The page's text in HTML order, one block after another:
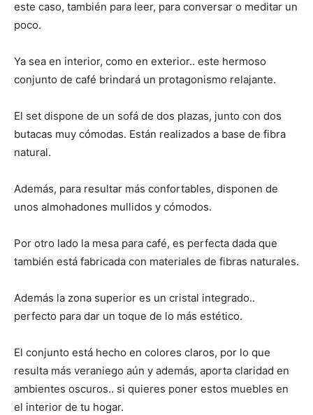
este caso, también para leer, para conversar o meditar un
poco.
Ya sea en interior, como en exterior.. este hermoso
conjunto de café brindará un protagonismo relajante.
El set dispone de un sofá de dos plazas, junto con dos
butacas muy cómodas. Están realizados a base de fibra
natural.
Además, para resultar más confortables, disponen de
unos almohadones mullidos y cómodos.
Por otro lado la mesa para café, es perfecta dada que
también está fabricada con materiales de fibras naturales.
Además la zona superior es un cristal integrado..
perfecto para dar un toque de lo más estético.
El conjunto está hecho en colores claros, por lo que
resulta más veraniego aún y además, aporta claridad en
ambientes oscuros.. si quieres poner estos muebles en
el interior de tu hogar.